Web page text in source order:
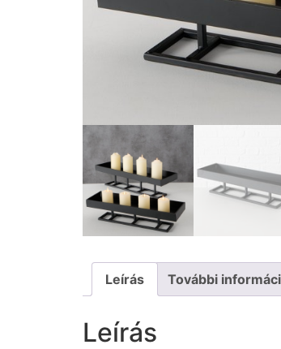
Leírás További
Leírás